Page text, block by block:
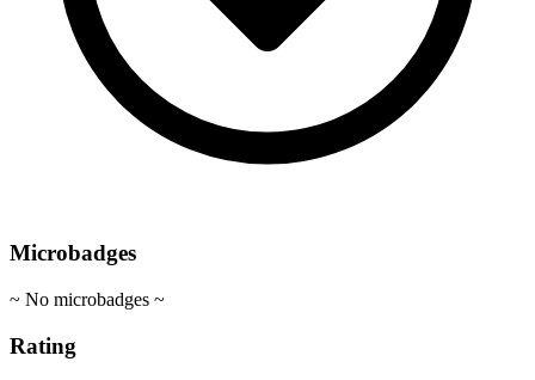
Microbadges
~ No microbadges ~
Rating